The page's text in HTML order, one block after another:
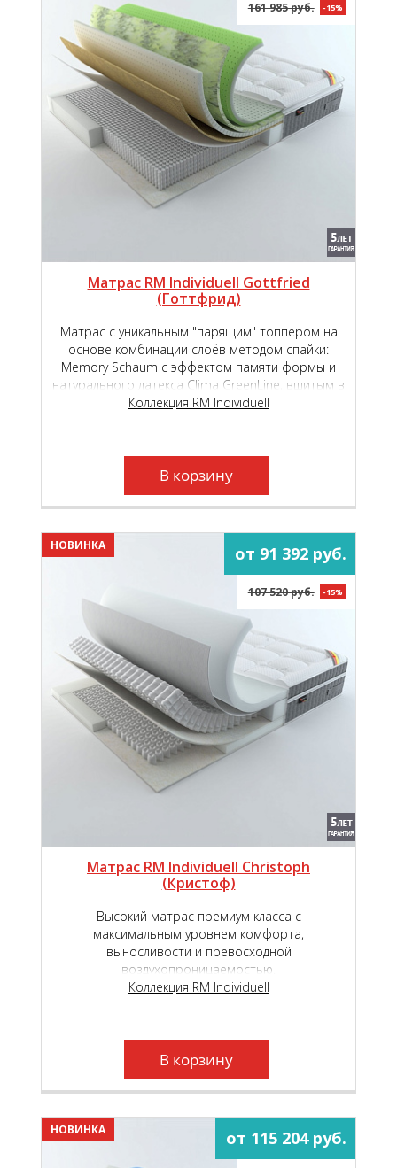
161 985 руб. -15%
Матрас RM Individuell Gottfried
(Готтфрид)
Матрас с уникальным "парящим" топпером на
основе комбинации слоёв методом спайки:
Memory Schaum с эффектом памяти формы и
натурального латекса Clima GreenLine, вшитым в
основной чехол на основе премиального
Коллекция RM Individuell
В корзину
НОВИНКА от 91 392 руб.
107 520 руб. -15%
Матрас RM Individuell Christoph
(Кристоф)
Высокий матрас премиум класса с
максимальным уровнем комфорта,
выносливости и превосходной
воздухопроницаемостью.
Коллекция RM Individuell
В корзину
НОВИНКА от 115 204 руб.